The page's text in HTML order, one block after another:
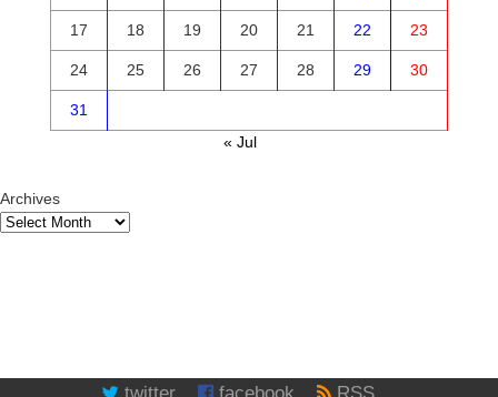
17 18 19 20 21 22 23
24 25 26 27 28 29 30
31
« Jul
Archives